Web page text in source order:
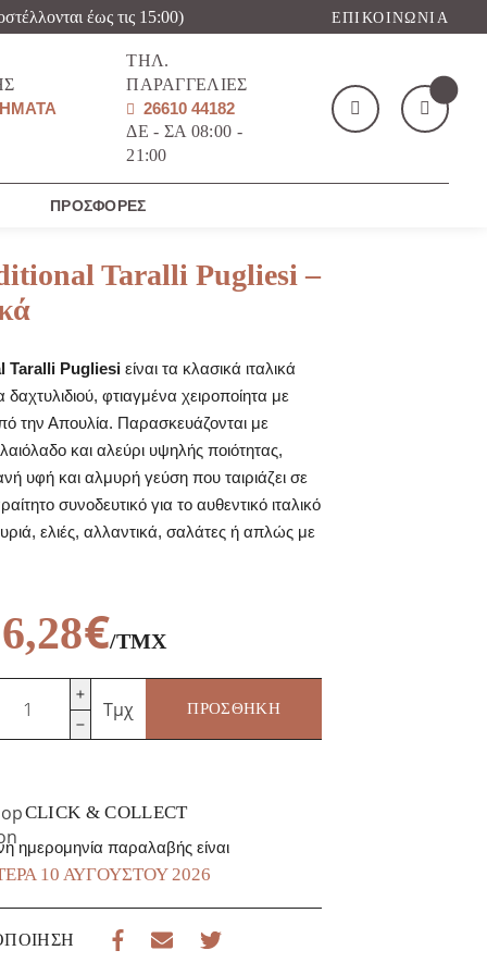
έως τις 15:00) ΕΠΙΚΟΙΝΩΝΊΑ
ΤΗΛ.
ΠΑΡΑΓΓΕΛΊΕΣ
26610 44182
ΔΕ - ΣΑ 08:00 -
21:00
Το καλάθι μου
ΑΓΌΡΑΣΕ ΤΏΡΑ
ΠΡΟΣΦΟΡΈΣ
Taralli Pugliesi –
Taralli Pugliesiείναι τα κλασικά ιταλικά
φτιαγμένα χειροποίητα με
την Απουλία. Παρασκευάζονται με
και αλεύρι υψηλής ποιότητας,
υφή και αλμυρή γεύση που ταιριάζει σε
συνοδευτικό για το αυθεντικό ιταλικό
ελιές, αλλαντικά, σαλάτες ή απλώς με
6,28€/ΤΜΧ
Τμχ ΠΡΟΣΘΉΚΗ
CLICK & COLLECT
ημερομηνία παραλαβής είναι
10 ΑΥΓΟΎΣΤΟΥ 2026